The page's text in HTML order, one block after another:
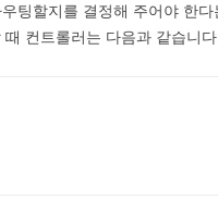
팅할지를 결정해 주어야 한다
컨트롤러는 다음과 같습니